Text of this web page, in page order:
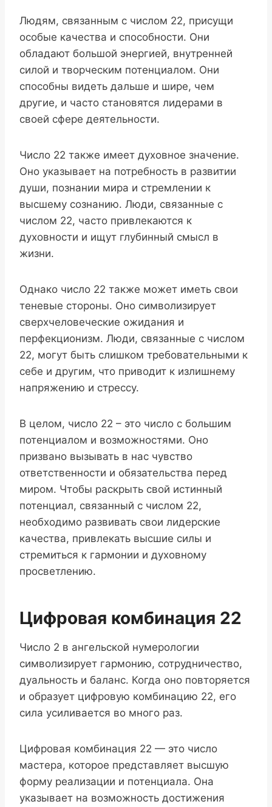
Людям, связанным с числом 22, присущи
особые качества и способности. Они
обладают большой энергией, внутренней
силой и творческим потенциалом. Они
способны видеть дальше и шире, чем
другие, и часто становятся лидерами в
своей сфере деятельности.
Число 22 также имеет духовное значение.
Оно указывает на потребность в развитии
души, познании мира и стремлении к
высшему сознанию. Люди, связанные с
числом 22, часто привлекаются к
духовности и ищут глубинный смысл в
жизни.
Однако число 22 также может иметь свои
теневые стороны. Оно символизирует
сверхчеловеческие ожидания и
перфекционизм. Люди, связанные с числом
22, могут быть слишком требовательными к
себе и другим, что приводит к излишнему
напряжению и стрессу.
В целом, число 22 – это число с большим
потенциалом и возможностями. Оно
призвано вызывать в нас чувство
ответственности и обязательства перед
миром. Чтобы раскрыть свой истинный
потенциал, связанный с числом 22,
необходимо развивать свои лидерские
качества, привлекать высшие силы и
стремиться к гармонии и духовному
просветлению.
Цифровая комбинация 22
Число 2 в ангельской нумерологии
символизирует гармонию, сотрудничество,
дуальность и баланс. Когда оно повторяется
и образует цифровую комбинацию 22, его
сила усиливается во много раз.
Цифровая комбинация 22 — это число
мастера, которое представляет высшую
форму реализации и потенциала. Она
указывает на возможность достижения